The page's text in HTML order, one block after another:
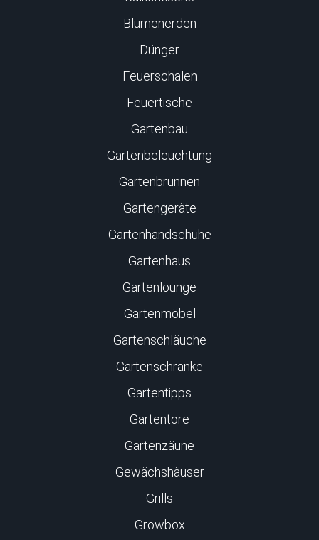
Blumenerden
Dünger
Feuerschalen
Feuertische
Gartenbau
Gartenbeleuchtung
Gartenbrunnen
Gartengeräte
Gartenhandschuhe
Gartenhaus
Gartenlounge
Gartenmöbel
Gartenschläuche
Gartenschränke
Gartentipps
Gartentore
Gartenzäune
Gewächshäuser
Grills
Growbox